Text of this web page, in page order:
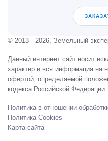
© 2013—2026, Земельный
Данный интернет сайт носит
характер и вся информация на
офертой, определяемой
кодекса Российской Федерации.
Политика в отношении
Политика Cookies
Карта сайта